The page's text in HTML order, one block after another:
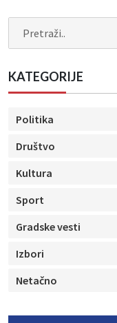
KATEGORIJE
Politika
Društvo
Kultura
Sport
Gradske vesti
Izbori
Netačno